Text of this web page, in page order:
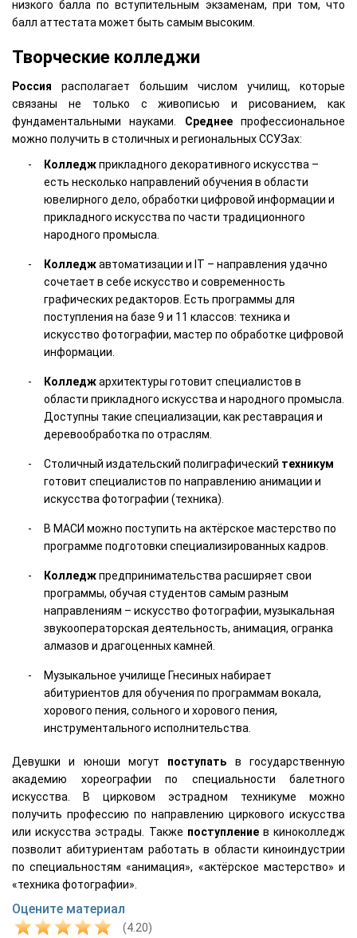
низкого балла по вступительным экзаменам, при том, что
балл аттестата может быть самым высоким.
Творческие колледжи
Россия располагает большим числом училищ, которые
связаны не только с живописью и рисованием, как
фундаментальными науками. Среднеепрофессиональное
можно получить в столичных и региональных ССУЗах:
Колледжприкладного декоративного искусства –
есть несколько направлений обучения в области
ювелирного дело, обработки цифровой информации и
прикладного искусства по части традиционного
народного промысла.
Колледжавтоматизации и IT – направления удачно
сочетает в себе искусство и современность
графических редакторов. Есть программы для
поступления на базе 9 и 11 классов: техника и
искусство фотографии, мастер по обработке цифровой
информации.
Колледжархитектуры готовит специалистов в
области прикладного искусства и народного промысла.
Доступны такие специализации, как реставрация и
деревообработка по отраслям.
Столичный издательский полиграфический техникум
готовит специалистов по направлению анимации и
искусства фотографии (техника).
В МАСИ можно поступить на актёрское мастерство по
программе подготовки специализированных кадров.
Колледжпредпринимательства расширяет свои
программы, обучая студентов самым разным
направлениям – искусство фотографии, музыкальная
звукооператорская деятельность, анимация, огранка
алмазов и драгоценных камней.
Музыкальное училище Гнесиных набирает
абитуриентов для обучения по программам вокала,
хорового пения, сольного и хорового пения,
инструментального исполнительства.
Девушки и юноши могут поступать в государственную
академию хореографии по специальности балетного
искусства. В цирковом эстрадном техникуме можно
получить профессию по направлению циркового искусства
или искусства эстрады. Также поступлениев киноколледж
позволит абитуриентам работать в области киноиндустрии
по специальностям «анимация», «актёрское мастерство» и
«техника фотографии».
Оцените материал
(4.20)